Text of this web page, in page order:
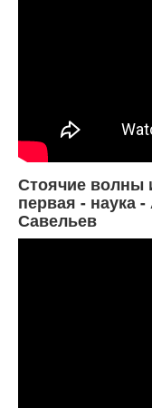
Стоячие волны
первая - наука
Савельев